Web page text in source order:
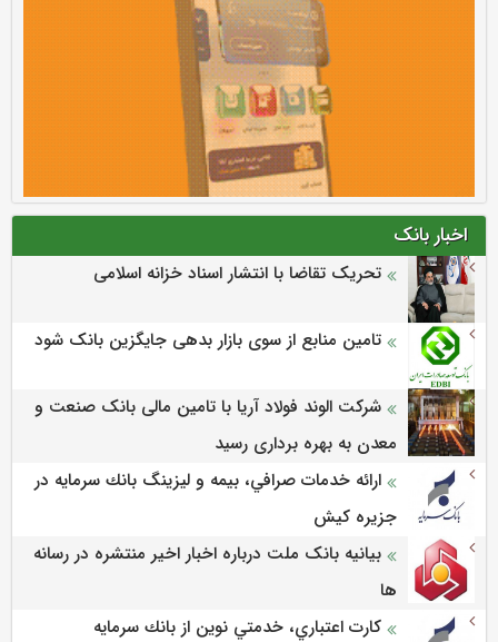
اخبار بانک
تحریک تقاضا با انتشار اسناد خزانه اسلامی
تامین منابع از سوی بازار بدهی جایگزین بانک شود
شرکت الوند فولاد آریا با تامین مالی بانک صنعت و
معدن به بهره برداری رسید
ارائه خدمات صرافي، بيمه و ليزينگ بانك سرمايه در
جزيره كيش
بیانیه بانک ملت درباره اخبار اخیر منتشره در رسانه
ها
كارت اعتباري، خدمتي نوين از بانك سرمايه